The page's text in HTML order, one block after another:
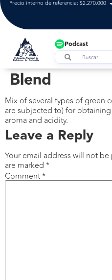
Precio interno de referencia: $2.270.000
Podcast
Blend
Mix of several types of green
are subjected to) for
aroma and acidity.
Leave a Reply
Your email address will not
are marked *
Comment*